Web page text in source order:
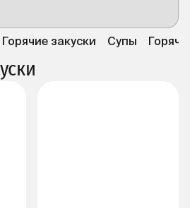
Горячие закуски Супы